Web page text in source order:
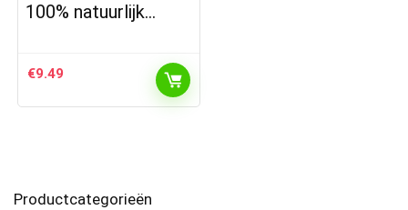
100% natuurlijk…
€9.49
Productcategorieën